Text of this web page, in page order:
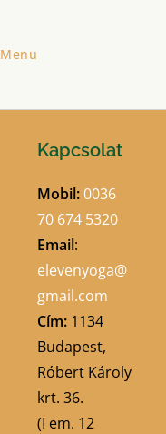
Menu
Kapcsolat
Mobil:0036
70 674 5320
Email:
elevenyoga@
gmail.com
Cím: 1134
Budapest,
Róbert Károly
krt. 36.
(I em. 12